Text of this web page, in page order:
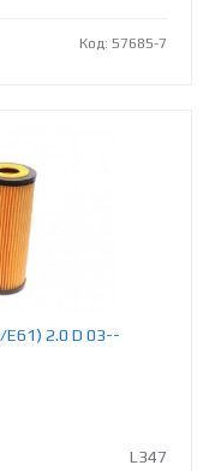
Код: 57685-7
E61) 2.0 D 03--
L347